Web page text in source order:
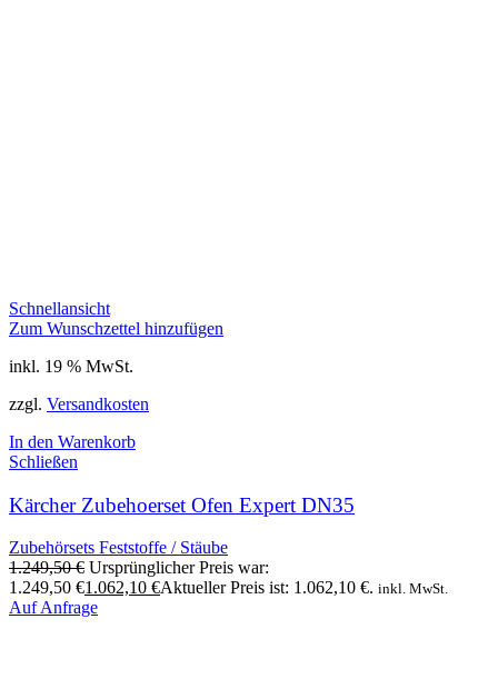
Schnellansicht
Zum Wunschzettel hinzufügen
inkl. 19 % MwSt.
zzgl. Versandkosten
In den Warenkorb
Schließen
Kärcher Zubehoerset Ofen Expert DN35
Zubehörsets Feststoffe / Stäube
1.249,50€ Ursprünglicher Preis war:
1.249,50 €1.062,10 €Aktueller Preis ist: 1.062,10 €. inkl. MwSt.
Auf Anfrage